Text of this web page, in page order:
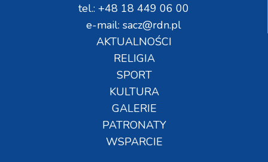
tel.: +48 18 449 06 00
e-mail: sacz@rdn.pl
AKTUALNOŚCI
RELIGIA
SPORT
KULTURA
GALERIE
PATRONATY
WSPARCIE